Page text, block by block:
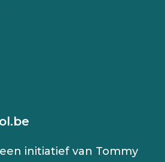
initiatief van Tommy